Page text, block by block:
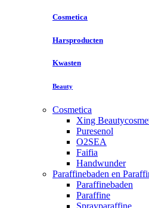
Cosmetica
Harsproducten
Kwasten
Beauty
Cosmetica
Xing
Puresenol
O2SEA
Faifia
Handwunder
Paraffinebaden en
Paraffinebaden
Paraffine
Sprayparaffine